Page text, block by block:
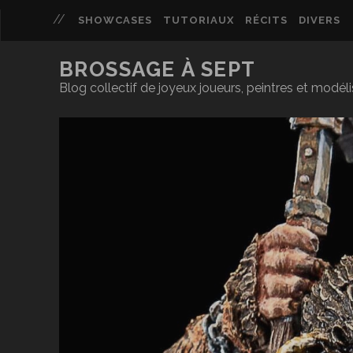
SHOWCASES TUTORIAUX RÉCITS DIVERS
BROSSAGE À SEPT
Blog collectif de joyeux joueurs, peintres et